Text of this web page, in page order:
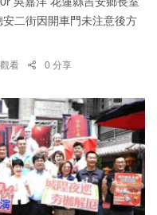
二街因開車門未注意後方
看 0 分享